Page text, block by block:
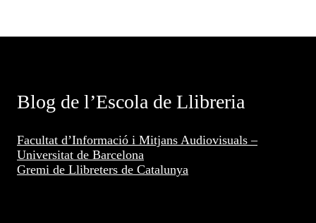
Blog de l’Escola de Llibreria
Facultat d’Informació i Mitjans Audiovisuals –
Universitat de Barcelona
Gremi de Llibreters de Catalunya